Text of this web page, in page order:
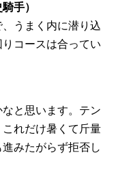
手）
、うまく内に潜り込
コースは合ってい
なと思います。テン
れだけ暑くて斤量
みたがらず拒否し